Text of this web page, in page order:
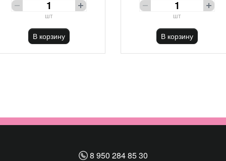
шт
В корзину
шт
В корзину
8 950 284 85 30